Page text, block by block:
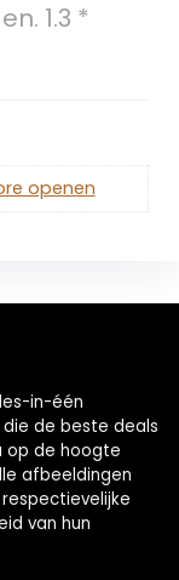
1.3 *
openen
in-één
de beste deals
op de hoogte
afbeeldingen
van hun